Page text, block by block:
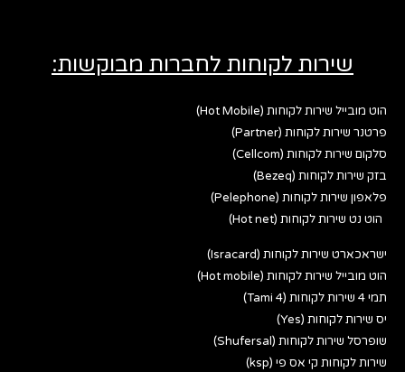
שירות לקוחות לחברות מבוקשות:
הוט מובייל שירות לקוחות (Hot Mobile)
פרטנר שירות לקוחות (Partner)
סלקום שירות לקוחות (Cellcom)
בזק שירות לקוחות (Bezeq)
פלאפון שירות לקוחות (Pelephone)
הוט נט שירות לקוחות (Hot net)
ישראכארט שירות לקוחות (Isracard)
הוט מובייל שירות לקוחות (Hot mobile)
תמי 4 שירות לקוחות (Tami 4)
יס שירות לקוחות (Yes)
שופרסל שירות לקוחות (Shufersal)
שירות לקוחות קי אס פי (ksp)